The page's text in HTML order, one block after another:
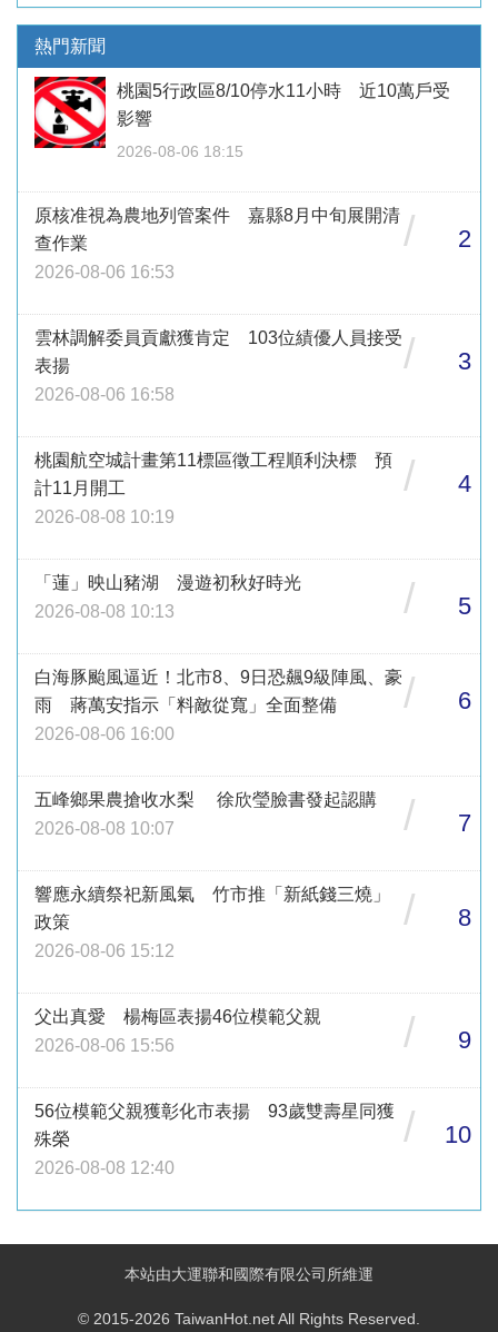
熱門新聞
桃園5行政區8/10停水11小時 近10萬戶受
影響
2026-08-06 18:15
原核准視為農地列管案件 嘉縣8月中旬展開清
查作業
2026-08-06 16:53
/ 2
雲林調解委員貢獻獲肯定 103位績優人員接受
表揚
2026-08-06 16:58
/ 3
桃園航空城計畫第11標區徵工程順利決標 預
計11月開工
2026-08-08 10:19
/ 4
「蓮」映山豬湖 漫遊初秋好時光
2026-08-08 10:13
/ 5
白海豚颱風逼近！北市8、9日恐飆9級陣風、豪
雨 蔣萬安指示「料敵從寬」全面整備
2026-08-06 16:00
/ 6
五峰鄉果農搶收水梨 徐欣瑩臉書發起認購
2026-08-08 10:07
/ 7
響應永續祭祀新風氣 竹市推「新紙錢三燒」
政策
2026-08-06 15:12
/ 8
父出真愛 楊梅區表揚46位模範父親
2026-08-06 15:56
/ 9
56位模範父親獲彰化市表揚 93歲雙壽星同獲
殊榮
2026-08-08 12:40
/ 10
本站由大運聯和國際有限公司所維運
© 2015-2026 TaiwanHot.net All Rights Reserved.